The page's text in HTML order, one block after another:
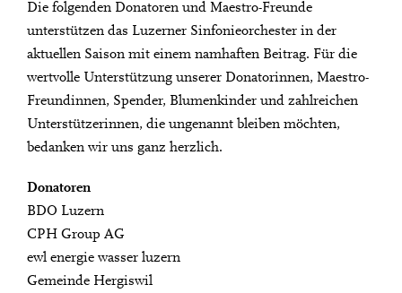
Die folgenden Donatoren und Maestro-Freunde
unterstützen das Luzerner Sinfonieorchester in der
aktuellen Saison mit einem namhaften Beitrag. Für die
wertvolle Unterstützung unserer Donatorinnen, Maestro-
Freundinnen, Spender, Blumenkinder und zahlreichen
Unterstützerinnen, die ungenannt bleiben möchten,
bedanken wir uns ganz herzlich.
Donatoren
BDO Luzern
CPH Group AG
ewl energie wasser luzern
Gemeinde Hergiswil